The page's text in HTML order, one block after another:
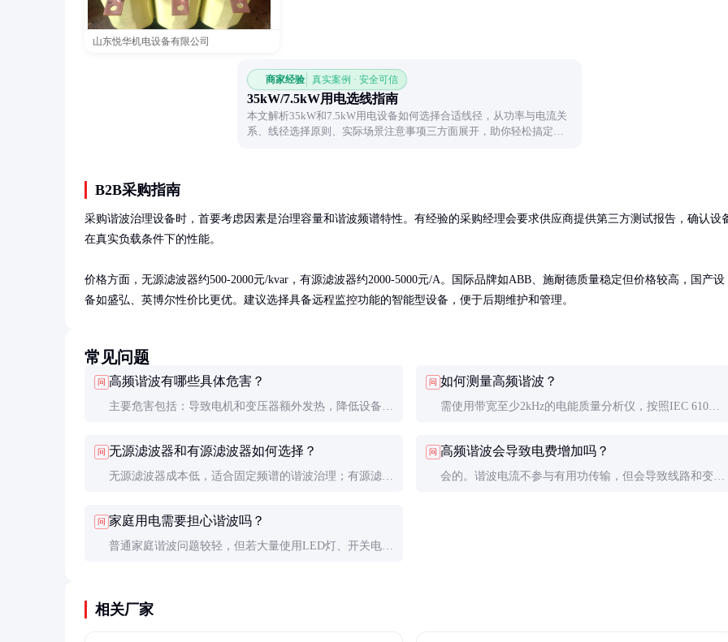
山东悦华机电设备有限公司
商家经验 真实案例 · 安全可信
35kW/7.5kW用电选线指南
本文解析35kW和7.5kW用电设备如何选择合适线径，从功率与电流关
系、线径选择原则、实际场景注意事项三方面展开，助你轻松搞定用
B2B采购指南
采购谐波治理设备时，首要考虑因素是治理容量和谐波频谱特性。有经验的采购经理会要求供应商提供第三方测试报告，确认设
在真实负载条件下的性能。
价格方面，无源滤波器约500-2000元/kvar，有源滤波器约2000-5000元/A。国际品牌如ABB、施耐德质量稳定但价格较高，国产设
备如盛弘、英博尔性价比更优。建议选择具备远程监控功能的智能型设备，便于后期维护和管理。
常见问题
问 高频谐波有哪些具体危害？
主要危害包括：导致电机和变压器额外发热，降低设备寿
致额外15%的电能浪费；可能引发谐振，损坏电容器等设
备。
问 如何测量高频谐波？
需使用带宽至少2kHz的电能质量分析仪，按照IEC 61000-
波畸变率（THD），监测时间应覆盖典型工作周期。
问 无源滤波器和有源滤波器如何选择？
无源滤波器成本低，适合固定频谱的谐波治理；有源滤波
应用中常采用混合方案，用无源滤波器治理主要谐波，有
源滤波器补偿剩余谐波。
问 高频谐波会导致电费增加吗？
会的。谐波电流不参与有用功传输，但会导致线路和变压
问 家庭用电需要担心谐波吗？
普通家庭谐波问题较轻，但若大量使用LED灯、开关电源
相关厂家